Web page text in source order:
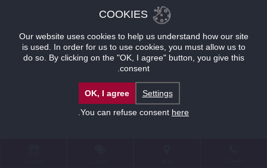
COOKIES
Our website uses cookies to help us understand how our site
is used. In order for us to use cookies, you must allow us to
do so. By clicking on the "OK, I agree" button, you give this
consent.
Settings
OK, I agree
You can refuse consent here
.